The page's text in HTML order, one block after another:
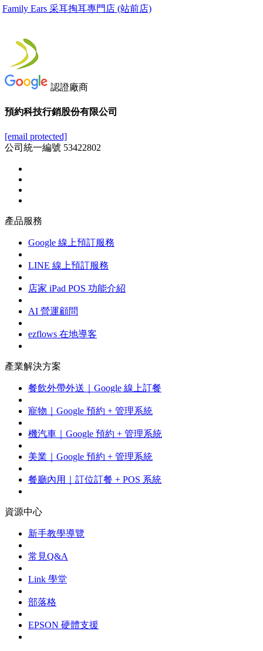
Family Ears 采耳掏耳專門店 (站前店)
認證廠商
預約科技行銷股份有限公司
[email protected]
公司統一編號 53422802
產品服務
Google 線上預訂服務
LINE 線上預訂服務
店家 iPad POS 功能介紹
AI 營運顧問
ezflows 在地導客
產業解決方案
餐飲外帶外送｜Google 線上訂餐
寵物｜Google 預約 + 管理系統
機汽車｜Google 預約 + 管理系統
美業｜Google 預約 + 管理系統
餐廳內用｜訂位訂餐 + POS 系統
資源中心
新手教學導覽
常見Q&A
Link 學堂
部落格
EPSON 硬體支援